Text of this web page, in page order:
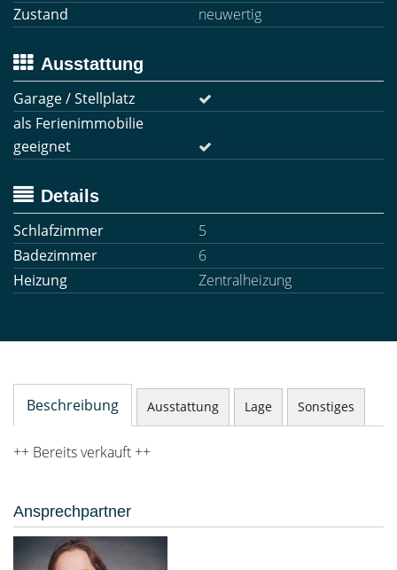
Zustand
neuwertig
Ausstattung
Garage / Stellplatz
als Ferienimmobilie
geeignet
Details
Schlafzimmer
5
Badezimmer
6
Heizung
Zentralheizung
Beschreibung Ausstattung Lage Sonstiges
++ Bereits verkauft ++
Ansprechpartner